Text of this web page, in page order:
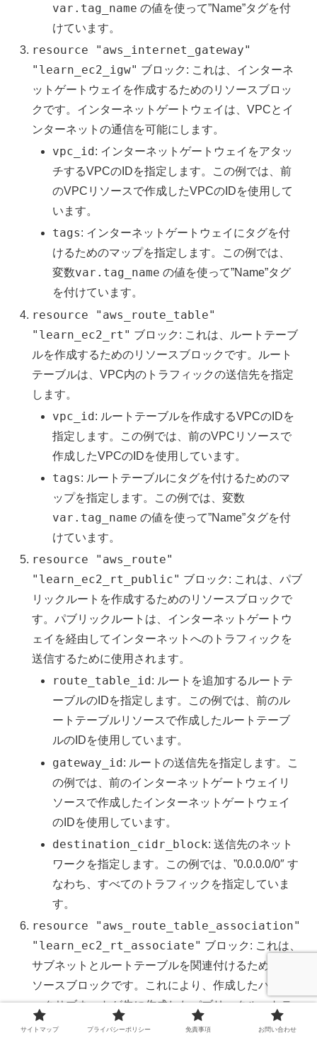
var.tag_name の値を使って”Name”タグを付
けています。
resource "aws_internet_gateway"
"learn_ec2_igw" ブロック: これは、インターネ
ットゲートウェイを作成するためのリソースブロッ
クです。インターネットゲートウェイは、VPCとイ
ンターネットの通信を可能にします。
vpc_id : インターネットゲートウェイをアタッ
チするVPCのIDを指定します。この例では、前
のVPCリソースで作成したVPCのIDを使用して
います。
tags: インターネットゲートウェイにタグを付
けるためのマップを指定します。この例では、
変数var.tag_name の値を使って”Name”タグ
を付けています。
resource "aws_route_table"
"learn_ec2_rt" ブロック: これは、ルートテーブ
ルを作成するためのリソースブロックです。ルート
テーブルは、VPC内のトラフィックの送信先を指定
します。
vpc_id: ルートテーブルを作成するVPCのIDを
指定します。この例では、前のVPCリソースで
作成したVPCのIDを使用しています。
tags: ルートテーブルにタグを付けるためのマ
ップを指定します。この例では、変数
var.tag_name の値を使って”Name”タグを付
けています。
resource "aws_route"
"learn_ec2_rt_public" ブロック: これは、パブ
リックルートを作成するためのリソースブロックで
す。パブリックルートは、インターネットゲートウ
ェイを経由してインターネットへのトラフィックを
送信するために使用されます。
route_table_id : ルートを追加するルートテ
ーブルのIDを指定します。この例では、前のル
ートテーブルリソースで作成したルートテーブ
ルのIDを使用しています。
gateway_id: ルートの送信先を指定します。こ
の例では、前のインターネットゲートウェイリ
ソースで作成したインターネットゲートウェイ
のIDを使用しています。
destination_cidr_block: 送信先のネット
ワークを指定します。この例では、”0.0.0.0/0″ す
なわち、すべてのトラフィックを指定していま
す。
resource "aws_route_table_association"
"learn_ec2_rt_associate" ブロック: これは、
サブネットとルートテーブルを関連付けるためのリ
ソースブロックです。これにより、作成したパブリ
ックサブネットが先に作成したパブリックルートテ
ーブルを使用できるようになります。
サイトマップ プライバシーポリシー 免責事項 お問い合わせ